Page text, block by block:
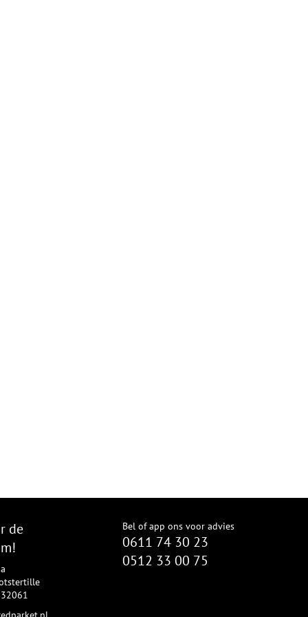
de
Bel of app ons voor advies
0611 74 30 23
0512 33 00 75